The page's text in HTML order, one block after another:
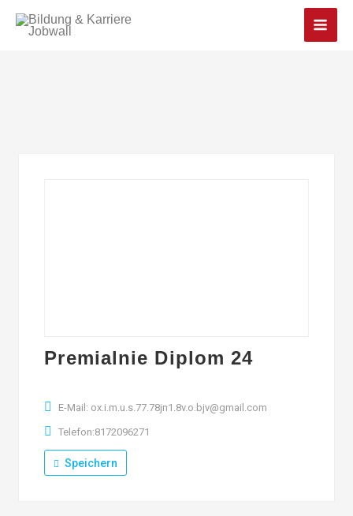
Main
Premialnie Diplom 24
E-Mail: ox.i.m.u.s.77.78jn1.8v.o.bjv@gmail.com
Telefon:8172096271
Speichern